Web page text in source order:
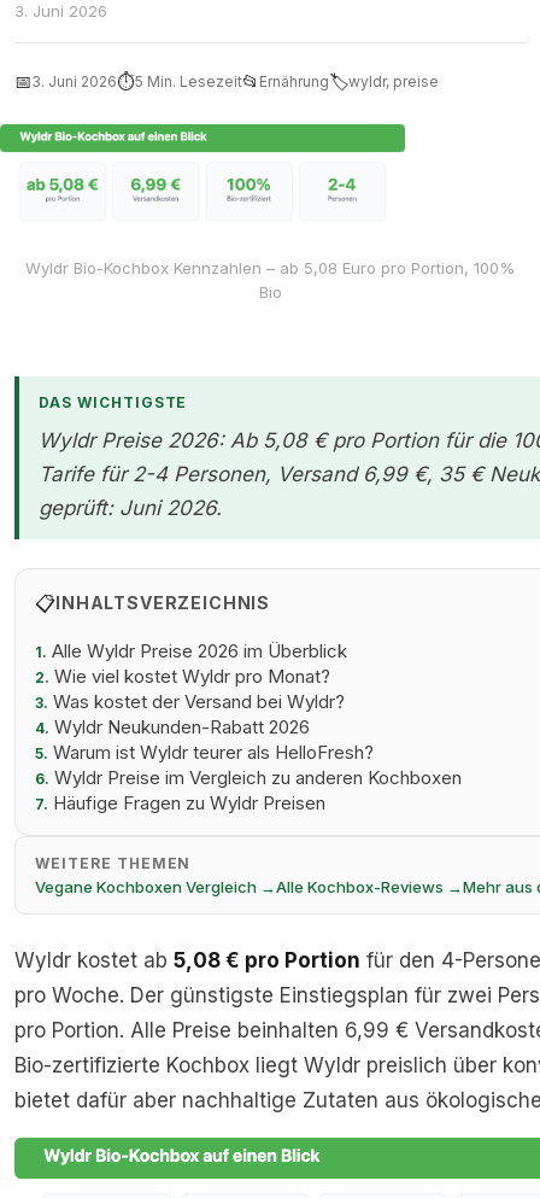
3. Juni 2026
📅3. Juni 2026⏱5 Min. Lesezeit📂 Ernährung🏷wyldr, preise
Wyldr Bio-Kochbox Kennzahlen – ab 5,08 Euro pro Portion, 100%
Bio
DAS WICHTIGSTE
Wyldr Preise 2026: Ab 5,08 € pro Portion für die
Tarife für 2-4 Personen, Versand 6,99 €, 35 €
geprüft: Juni 2026.
📋INHALTSVERZEICHNIS
1. Alle Wyldr Preise 2026 im Überblick
2. Wie viel kostet Wyldr pro Monat?
3. Was kostet der Versand bei Wyldr?
4. Wyldr Neukunden-Rabatt 2026
5. Warum ist Wyldr teurer als HelloFresh?
6. Wyldr Preise im Vergleich zu anderen Kochboxen
7. Häufige Fragen zu Wyldr Preisen
WEITERE THEMEN
Vegane Kochboxen Vergleich →Alle Kochbox-Reviews →Mehr aus
Wyldr kostet ab 5,08 € pro Portion für den 4-
pro Woche. Der günstigste Einstiegsplan für zwei
pro Portion. Alle Preise beinhalten 6,99 €
Bio-zertifizierte Kochbox liegt Wyldr preislich über
bietet dafür aber nachhaltige Zutaten aus